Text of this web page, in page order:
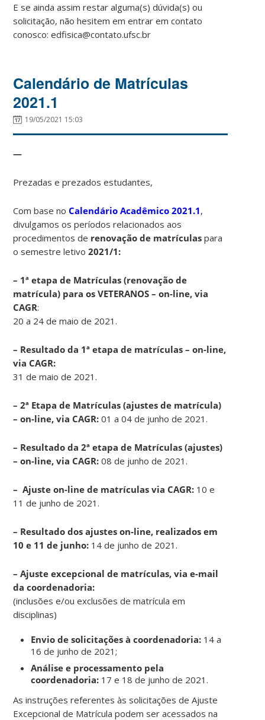
E se ainda assim restar alguma(s) dúvida(s) ou
solicitação, não hesitem em entrar em contato
conosco: edfisica@contato.ufsc.br
Calendário de Matrículas
2021.1
19/05/2021 15:03
—
Prezadas e prezados estudantes,
Com base noCalendário Acadêmico 2021.1,
divulgamos os períodos relacionados aos
procedimentos de renovação de matrículas para
o semestre letivo2021/1:
– 1ª etapa de Matrículas (renovação de
matrícula) para os VETERANOS – on-line, via
CAGR:
20 a 24 de maio de 2021.
– Resultado da 1ª etapa de matrículas – on-line,
via CAGR:
31 de maio de 2021.
– 2ª Etapa de Matrículas (ajustes de matrícula)
– on-line, via CAGR:01 a 04 de junho de 2021.
– Resultado da 2ª etapa de Matrículas (ajustes)
– on-line, via CAGR: 08 de junho de 2021.
– Ajuste on-line de matrículas via CAGR: 10 e
11 de junho de 2021.
– Resultado dos ajustes on-line, realizados em
10 e 11 de junho: 14 de junho de 2021.
– Ajuste excepcional de matrículas, via e-mail
da coordenadoria:
(inclusões e/ou exclusões de matrícula em
disciplinas)
Envio de solicitações à coordenadoria: 14 a
16 de junho de 2021;
Análise e processamento pela
coordenadoria: 17 e 18 de junho de 2021.
As instruções referentes às solicitações de Ajuste
Excepcional de Matrícula podem ser acessados na